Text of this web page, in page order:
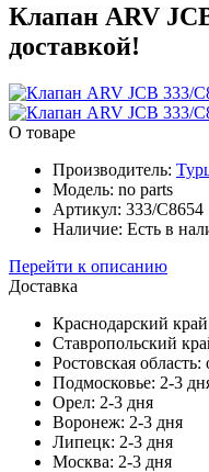
Клапан ARV
доставкой!
О товаре
Производитель:
Модель: no parts
Артикул: 333/C8654
Наличие: Есть в
Перейти к описанию
Доставка
Краснодарский
Ставропольский
Ростовская область:
Подмосковье: 2-3
Орел: 2-3 дня
Воронеж: 2-3 дня
Липецк: 2-3 дня
Москва: 2-3 дня